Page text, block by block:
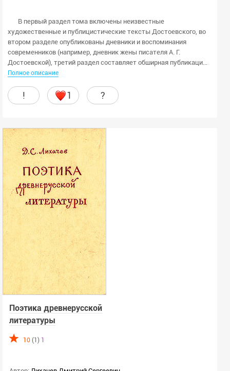
В первый раздел тома включены неизвестные
художественные и публицистические тексты Достоевского, во
втором разделе опубликованы дневники и воспоминания
современников (например, дневник жены писателя А. Г.
Достоевской), третий раздел составляет обширная публикаци...
Полное описание
! 1 ?
Поэтика древнерусской
литературы
10 (1) 1